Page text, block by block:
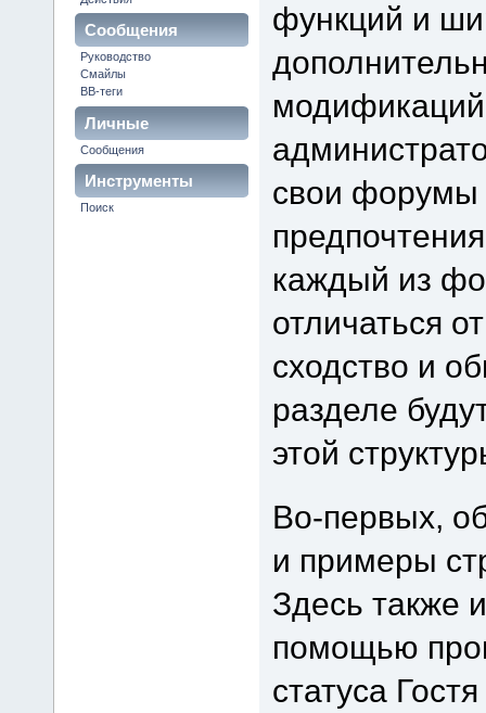
Сообщения
Руководство
Смайлы
BB-теги
Личные
сообщения
Сообщения
Инструменты
форума
Поиск
функций и
свои форумы
каждый из
отличаться
сходство и
разделе
этой
Во-первых,
и примеры
Здесь также
помощью
статуса